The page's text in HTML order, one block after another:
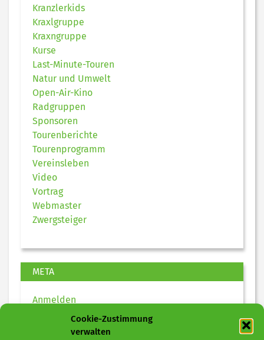
Cookie-Zustimmung
verwalten
Kranzlerkids
Kraxlgruppe
Kraxngruppe
Kurse
Last-Minute-Touren
Natur und Umwelt
Open-Air-Kino
Radgruppen
Sponsoren
Tourenberichte
Tourenprogramm
Vereinsleben
Video
Vortrag
Webmaster
Zwergsteiger
META
Anmelden
Eintrags-Feed
Kommentar-Feed